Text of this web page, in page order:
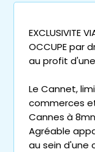
EXCLUSIVITE
OCCUPE par
au profit
Le Cannet,
commerces
Cannes à
Agréable
au sein d'une